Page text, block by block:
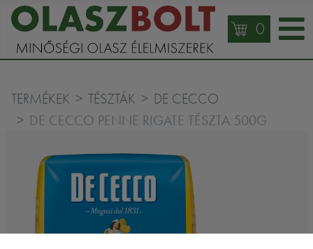
0
TERMÉKEK TÉSZTÁK DE CECCO
DE CECCO PENNE RIGATE TÉSZTA 500G